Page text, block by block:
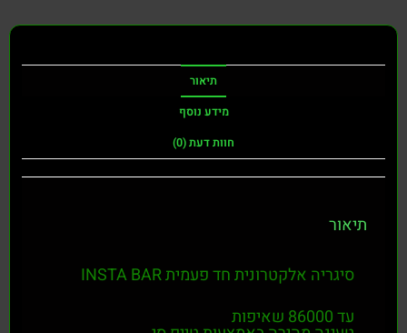
מידע נוסף
חוות דעת (0)
סיגריה אלקטרונית חד פעמית INSTA BAR